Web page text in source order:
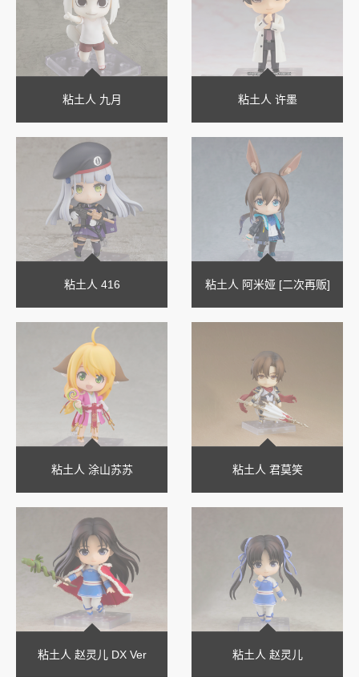
粘土人 九月 粘土人 许墨
粘土人 416 粘土人 阿米娅 [二次再贩]
粘土人 涂山苏苏 粘土人 君莫笑
粘土人 赵灵儿 DX Ver 粘土人 赵灵儿